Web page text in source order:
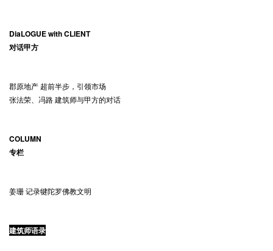
DiaLOGUE with CLIENT
对话甲方
郡原地产 超前半步，引领市场
张法荣、冯路 建筑师与甲方的对话
COLUMN
专栏
姜珊 记录犍陀罗佛教文明
建筑师语录